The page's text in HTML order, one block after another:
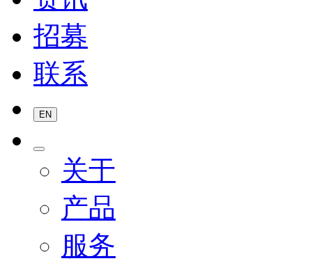
招募
联系
EN
关于
产品
服务